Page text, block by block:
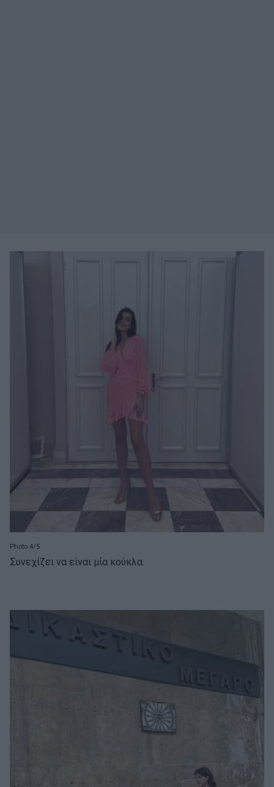
Photo 4/5
Συνεχίζει να είναι μία κούκλα.